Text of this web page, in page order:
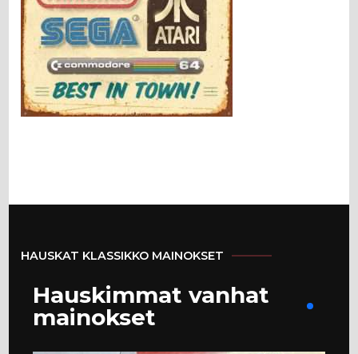
HAUSKAT KLASSIKKO MAINOKSET
Hauskimmat vanhat
mainokset